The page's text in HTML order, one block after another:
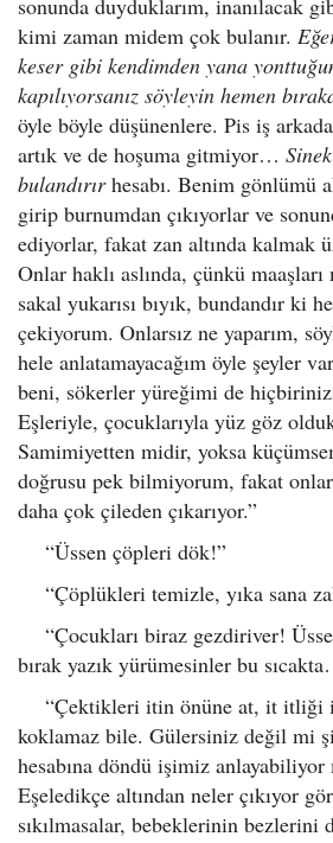
sonunda duyduklarım, inanılacak
kimi zaman midem çok bulanır.
keser gibi kendimden yana
kapılıyorsanız söyleyin hemen
öyle böyle düşünenlere. Pis iş
artık ve de hoşuma gitmiyor…
bulandırırhesabı. Benim gönlümü
girip burnumdan çıkıyorlar ve
ediyorlar, fakat zan altında kalmak
Onlar haklı aslında, çünkü maaşları
sakal yukarısı bıyık, bundandır ki
çekiyorum. Onlarsız ne yaparım,
hele anlatamayacağım öyle şeyler
beni, sökerler yüreğimi de
Eşleriyle, çocuklarıyla yüz göz
Samimiyetten midir, yoksa
doğrusu pek bilmiyorum, fakat
daha çok çileden çıkarıyor.”
“Üssen çöpleri dök!”
“Çöplükleri temizle, yıka sana
“Çocukları biraz gezdiriver!
bırak yazık yürümesinler bu
“Çektikleri itin önüne at, it itliği
koklamaz bile. Gülersiniz değil mi
hesabına döndü işimiz anlayabiliyor
Eşeledikçe altından neler çıkıyor
sıkılmasalar, bebeklerinin bezlerini